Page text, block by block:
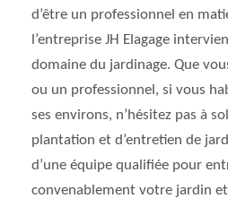
d’être un professionnel en
l’entreprise JH Elagage
domaine du jardinage. Que
ou un professionnel, si vous
ses environs, n’hésitez pas à
plantation et d’entretien de
d’une équipe qualifiée pour
convenablement votre jardin